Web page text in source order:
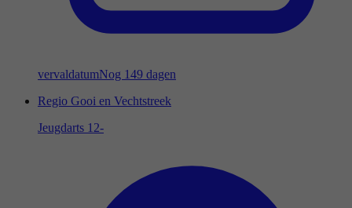
vervaldatumNog 149 dagen
Regio Gooi en Vechtstreek
Jeugdarts 12-